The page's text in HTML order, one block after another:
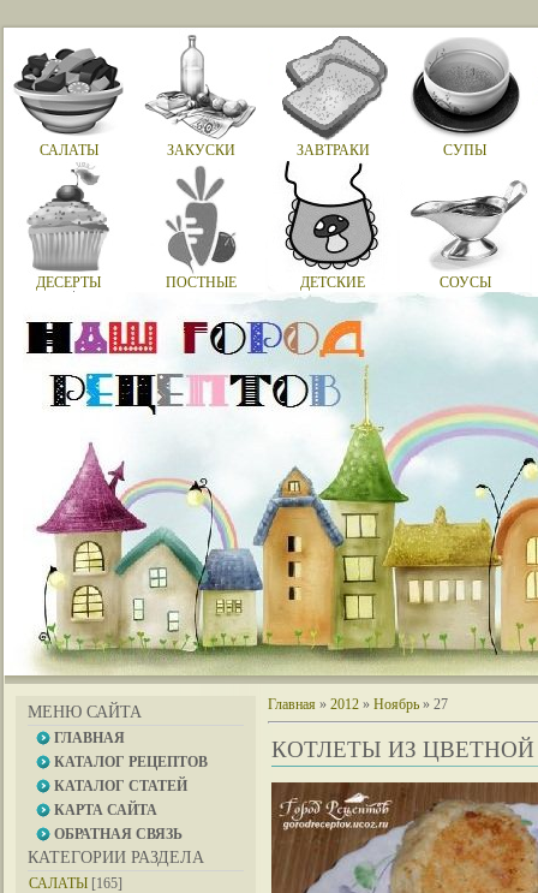
САЛАТЫ ЗАКУСКИ ЗАВТРАКИ СУПЫ
ДЕСЕРТЫ ПОСТНЫЕ ДЕТСКИЕ СОУСЫ
МЕНЮ САЙТА
ГЛАВНАЯ
КАТАЛОГ РЕЦЕПТОВ
КАТАЛОГ СТАТЕЙ
КАРТА САЙТА
ОБРАТНАЯ СВЯЗЬ
КАТЕГОРИИ РАЗДЕЛА
САЛАТЫ [165]
Главная » 2012 » Ноябрь » 27
КОТЛЕТЫ ИЗ